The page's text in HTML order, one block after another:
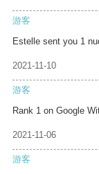
游客
Estelle sent you 1
2021-11-10
游客
Rank 1 on Google
2021-11-06
游客